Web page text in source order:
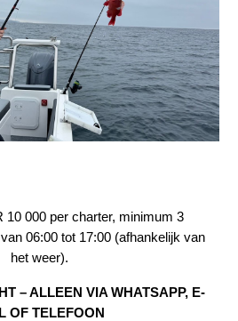
10 000 per charter, minimum 3
06:00 tot 17:00 (afhankelijk van
het weer).
– ALLEEN VIA WHATSAPP, E-
OF TELEFOON